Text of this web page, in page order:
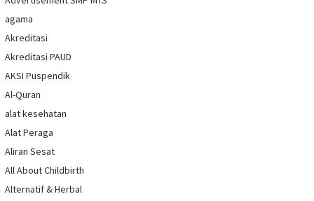
agama
Akreditasi
Akreditasi PAUD
AKSI Puspendik
Al-Quran
alat kesehatan
Alat Peraga
Aliran Sesat
All About Childbirth
Alternatif & Herbal